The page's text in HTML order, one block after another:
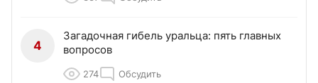
4
Загадочная гибель уральца: пять главных
вопросов
274 Обсудить